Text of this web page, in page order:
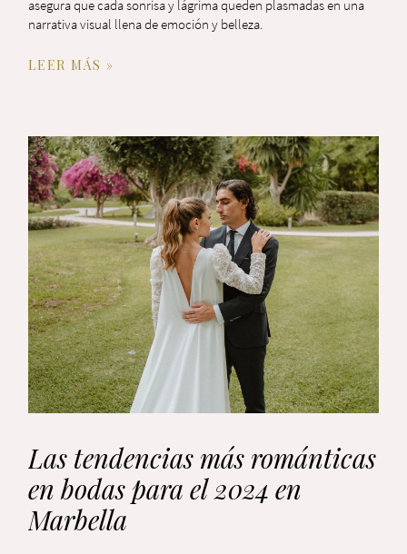
asegura que cada sonrisa y lágrima queden plasmadas en una
narrativa visual llena de emoción y belleza.
LEER MÁS »
Las tendencias más románticas
en bodas para el 2024 en
Marbella